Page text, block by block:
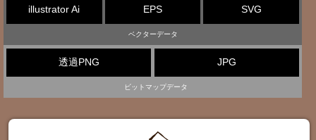
illustrator Ai EPS SVG
ベクターデータ
透過PNG JPG
ビットマップデータ